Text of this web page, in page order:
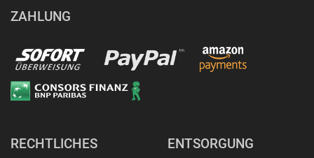
ZAHLUNG
RECHTLICHES ENTSORGUNG